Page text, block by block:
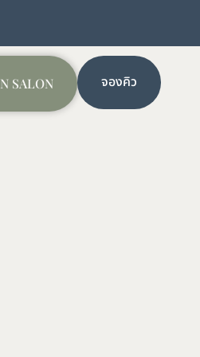
SALON จองคิว